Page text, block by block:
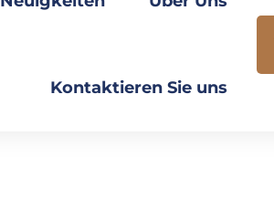
Kontaktieren Sie uns